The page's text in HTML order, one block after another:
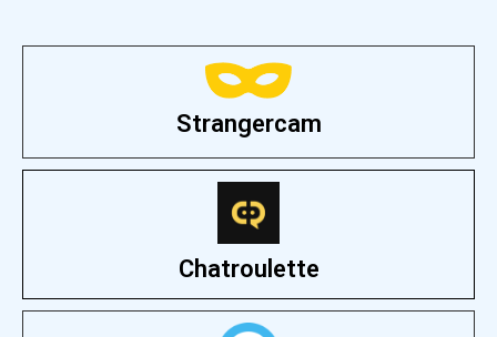
Strangercam
Chatroulette